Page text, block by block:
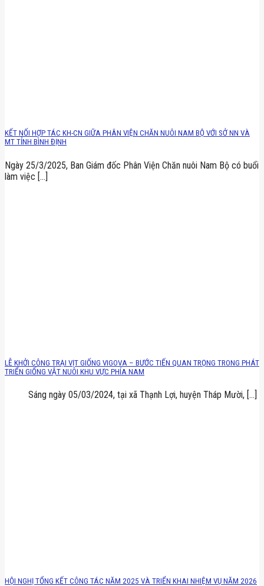
KẾT NỐI HỢP TÁC KH-CN GIỮA PHÂN VIỆN CHĂN NUÔI NAM BỘ VỚI SỞ NN VÀ
MT TỈNH BÌNH ĐỊNH
Ngày 25/3/2025, Ban Giám đốc Phân Viện Chăn nuôi Nam Bộ có buổi
làm việc [...]
LỄ KHỞI CÔNG TRẠI VỊT GIỐNG VIGOVA – BƯỚC TIẾN QUAN TRỌNG TRONG PHÁT
TRIỂN GIỐNG VẬT NUÔI KHU VỰC PHÍA NAM
Sáng ngày 05/03/2024, tại xã Thạnh Lợi, huyện Tháp Mười, [...]
HỘI NGHỊ TỔNG KẾT CÔNG TÁC NĂM 2025 VÀ TRIỂN KHAI NHIỆM VỤ NĂM 2026